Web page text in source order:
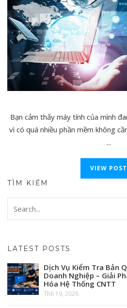
Bạn cảm thấy máy tính của mình
vì có quá nhiều phần mềm không
...
VIEW POST
TÌM KIẾM
LATEST POSTS
Dịch Vụ Kiểm Tra Bản
Doanh Nghiệp – Giải
Hóa Hệ Thống CNTT
Th6 19, 2026